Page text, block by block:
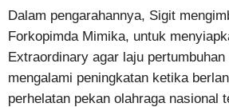
Dalam pengarahannya, Sigit
Forkopimda Mimika, untuk
Extraordinary agar laju
mengalami peningkatan ketika
perhelatan pekan olahraga nasional